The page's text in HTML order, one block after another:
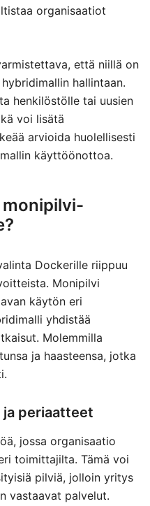
organisaatiot
että niillä on
hallintaan.
henkilöstölle tai uusien
voi lisätä
arvioida huolellisesti
käyttöönottoa.
monipilvi-
Dockerille riippuu
Monipilvi
käytön eri
yhdistää
Molemmilla
ja haasteensa, jotka
ja periaatteet
jossa organisaatio
toimittajilta. Tämä voi
pilviä, jolloin yritys
vastaavat palvelut.